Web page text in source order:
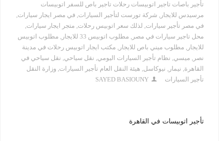
تأجير باصات تاجير اتوبيسات رحلات تاجير باص للسفر اتوبيسات
مرسيدس للايجار , شركة تورست لتأجير السيارات, في مصر ايجار سيارات,
في مصر تأجير سيارات, لذلك سعر اتوبيس رحلات, متجر ايجار سيارات,
محل تاجير سيارات في مصر , مطلوب اتوبيس 33 للايجار , مطلوب اتوبيس
للايجار , مطلوب ميني باص للايجار , مكتب ايجار اتوبيس رحلات في مدينة
نصر , ميسي, نظام تأجير السيارات اليومي, نقل سياحي, نقل سياحي في
القاهرة, نيمار , نيوكاسل, هيئة النقل العام تأجير السيارات, وزارة النقل
تأجير السيارات
SAYED BASIOUNY
تأجير اتوبيسات في القاهرة